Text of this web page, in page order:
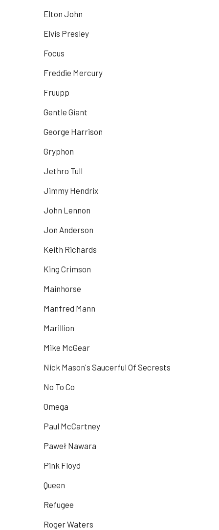
Elton John
Elvis Presley
Focus
Freddie Mercury
Fruupp
Gentle Giant
George Harrison
Gryphon
Jethro Tull
Jimmy Hendrix
John Lennon
Jon Anderson
Keith Richards
King Crimson
Mainhorse
Manfred Mann
Marillion
Mike McGear
Nick Mason's Saucerful Of Secrests
No To Co
Omega
Paul McCartney
Paweł Nawara
Pink Floyd
Queen
Refugee
Roger Waters